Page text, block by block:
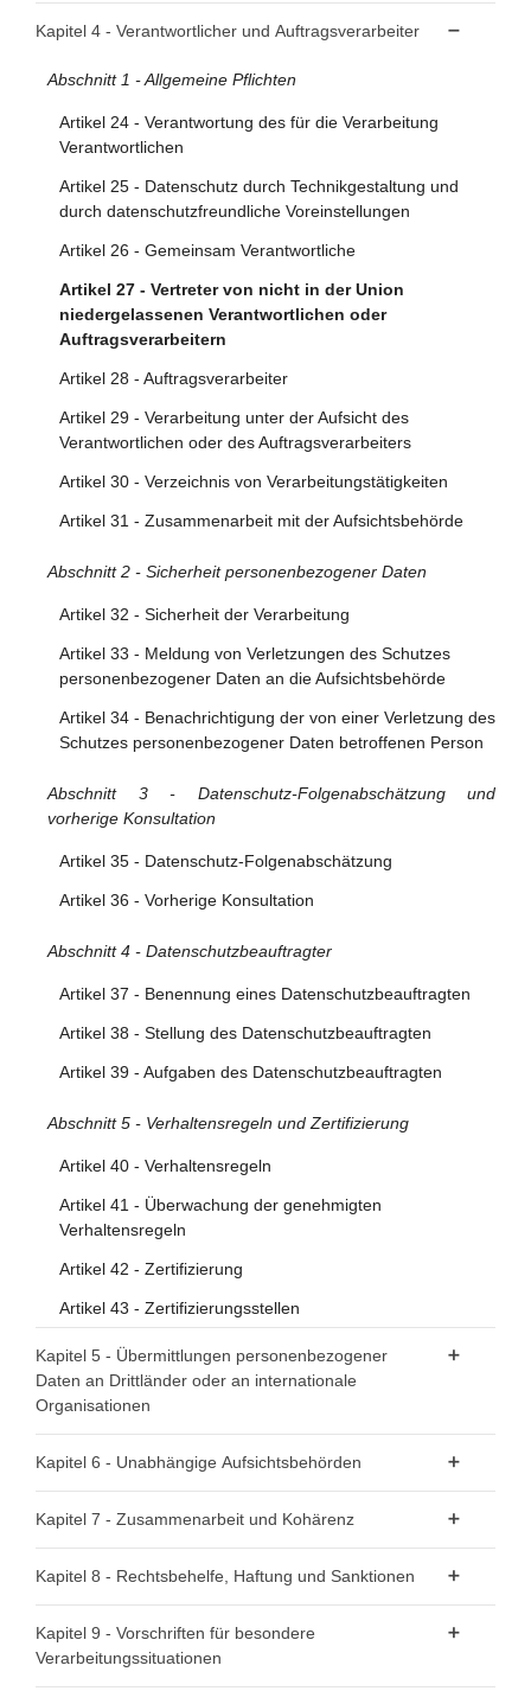
Artikel 4 - Begriffsbestimmungen
Artikel 6 - Rechtmäßigkeit der Verarbeitung
in Bezug auf Dienste der Informationsgesellschaft
personenbezogener Daten
über strafrechtliche Verurteilungen und Straftaten
Artikel 11 - Verarbeitung, für die eine Identifizierung der
betroffenen Person nicht erforderlich ist
Abschnitt 1 - Transparenz und Modalitäten
Modalitäten für die Ausübung der Rechte der betroffenen
Person
personenbezogenen Daten
personenbezogenen Daten bei der betroffenen Person
Artikel 14 - Informationspflicht, wenn die
personenbezogenen Daten nicht bei der betroffenen
Person erhoben wurden
Artikel 15 - Auskunftsrecht der betroffenen Person
Abschnitt 3 - Berichtigung und Löschung
Artikel 16 - Recht auf Berichtigung
Artikel 17 - Recht auf Löschung („Recht auf
Artikel 18 - Recht auf Einschränkung der Verarbeitung
Artikel 19 - Mitteilungspflicht im Zusammenhang mit der
Berichtigung oder Löschung personenbezogener Daten
oder der Einschränkung der Verarbeitung
Artikel 20 - Recht auf Datenübertragbarkeit
Entscheidungsfindung im Einzelfall
Artikel 21 - Widerspruchsrecht
Artikel 22 - Automatisierte Entscheidungen im Einzelfall
einschließlich Profiling
Abschnitt 5 - Beschränkungen
Artikel 23 - Beschränkungen
Kapitel 4 - Verantwortlicher und Auftragsverarbeiter
Abschnitt 1 - Allgemeine Pflichten
Artikel 24 - Verantwortung des für die Verarbeitung
Verantwortlichen
Artikel 25 - Datenschutz durch Technikgestaltung und
durch datenschutzfreundliche Voreinstellungen
Artikel 26 - Gemeinsam Verantwortliche
Artikel 27 - Vertreter von nicht in der Union
niedergelassenen Verantwortlichen oder
Auftragsverarbeitern
Artikel 28 - Auftragsverarbeiter
Artikel 29 - Verarbeitung unter der Aufsicht des
Verantwortlichen oder des Auftragsverarbeiters
Artikel 30 - Verzeichnis von Verarbeitungstätigkeiten
Artikel 31 - Zusammenarbeit mit der Aufsichtsbehörde
Abschnitt 2 - Sicherheit personenbezogener Daten
Artikel 32 - Sicherheit der Verarbeitung
Artikel 33 - Meldung von Verletzungen des Schutzes
personenbezogener Daten an die Aufsichtsbehörde
Artikel 34 - Benachrichtigung der von einer Verletzung des
Schutzes personenbezogener Daten betroffenen Person
Abschnitt 3 - Datenschutz-Folgenabschätzung und
vorherige Konsultation
Artikel 35 - Datenschutz-Folgenabschätzung
Artikel 36 - Vorherige Konsultation
Abschnitt 4 - Datenschutzbeauftragter
Artikel 37 - Benennung eines Datenschutzbeauftragten
Artikel 38 - Stellung des Datenschutzbeauftragten
Artikel 39 - Aufgaben des Datenschutzbeauftragten
Abschnitt 5 - Verhaltensregeln und Zertifizierung
Artikel 40 - Verhaltensregeln
Artikel 41 - Überwachung der genehmigten
Verhaltensregeln
Artikel 42 - Zertifizierung
Artikel 43 - Zertifizierungsstellen
Kapitel 5 - Übermittlungen personenbezogener
Daten an Drittländer oder an internationale
Organisationen
Artikel 45 - Datenübermittlung auf der Grundlage eines
Angemessenheitsbeschlusses
Artikel 46 - Datenübermittlung vorbehaltlich geeigneter
Garantien
Artikel 48 - Nach dem Unionsrecht nicht zulässige
Übermittlung oder Offenlegung
Kapitel 6 - Unabhängige Aufsichtsbehörden
Abschnitt 1 - Unabhängigkeit
Artikel 53 - Allgemeine Bedingungen für die Mitglieder der
Aufsichtsbehörde
Kapitel 7 - Zusammenarbeit und Kohärenz
Abschnitt 1 - Zusammenarbeit
federführenden Aufsichtsbehörde und den anderen
betroffenen Aufsichtsbehörden
Kapitel 8 - Rechtsbehelfe, Haftung und Sanktionen
Artikel 78 - Recht auf wirksamen gerichtlichen
Kapitel 9 - Vorschriften für besondere
Verarbeitungssituationen